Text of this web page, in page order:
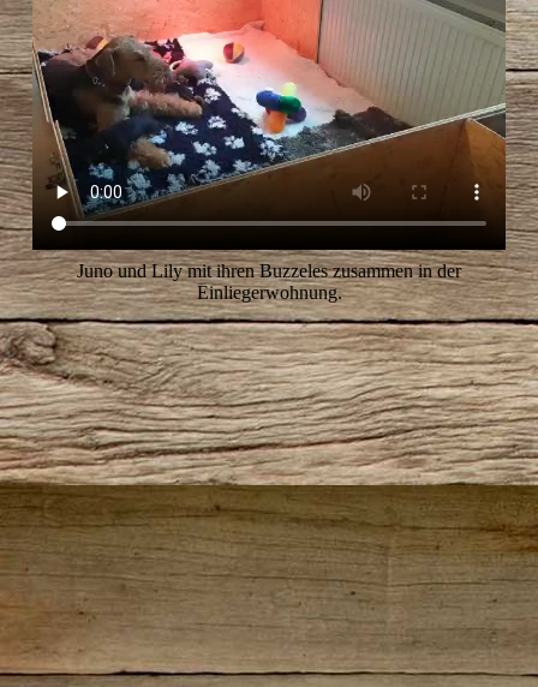
Juno und Lily mit ihren Buzzeles zusammen in der
Einliegerwohnung.